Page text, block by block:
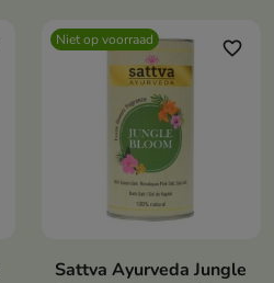
Niet op voorraad favorite_border
Sattva Ayurveda Jungle